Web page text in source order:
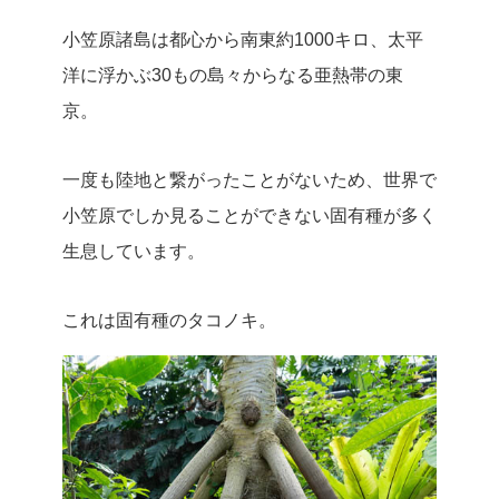
小笠原諸島は都心から南東約1000キロ、太平
洋に浮かぶ30もの島々からなる亜熱帯の東
京。
一度も陸地と繋がったことがないため、世界で
小笠原でしか見ることができない固有種が多く
生息しています。
これは固有種のタコノキ。